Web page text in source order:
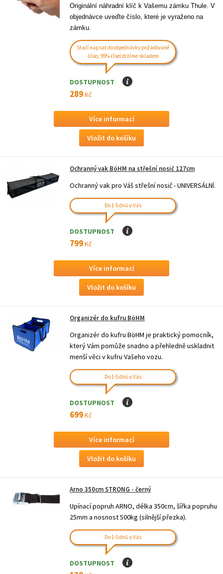
Originální náhradní klíč k Vašemu zámku Thule. V
objednávce uveďte číslo, které je vyraženo na
zámku.
Stačí napsat do objednávky požadované
číslo, 95% čísel držíme skladem
DOSTUPNOST I
289Kč
Více informací
Ochranný vak BöHM na střešní nosič 127cm
Ochranný vak pro Váš střešní nosič - UNIVERSÁLNÍ.
Do 1-5 dnů u Vás
DOSTUPNOST I
799Kč
Více informací
Organizér do kufru BöHM
Organizér do kufru BöHM je praktický pomocník,
který Vám pomůže snadno a přehledně uskladnit
menší věci v kufru Vašeho vozu.
Do 1-5 dnů u Vás
DOSTUPNOST I
699Kč
Více informací
Arno 350cm STRONG - černý
Upínací popruh ARNO, délka 350cm, šířka popruhu
25mm a nosnost 500kg (silnější přezka).
Do 1-5 dnů u Vás
DOSTUPNOST I